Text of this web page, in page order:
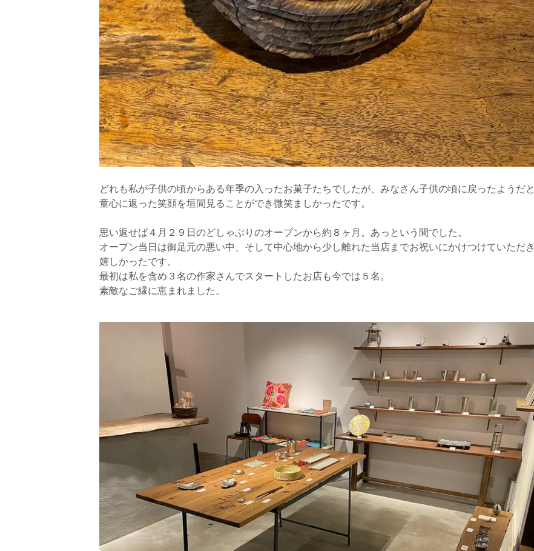
どれも私が子供の頃からある年季の入ったお菓子たちでしたが、みなさん子供の頃に戻ったようだと
童心に返った笑顔を垣間見ることができ微笑ましかったです。
思い返せば４月２９日のどしゃぶりのオープンから約８ヶ月。あっという間でした。
オープン当日は御足元の悪い中、そして中心地から少し離れた当店までお祝いにかけつけていただき
嬉しかったです。
最初は私を含め３名の作家さんでスタートしたお店も今では５名。
素敵なご縁に恵まれました。